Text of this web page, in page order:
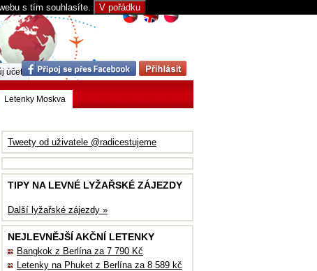
s tím souhlasíte. V pořádku
Tweety od uživatele @radicestujeme
TIPY NA LEVNÉ LYŽAŘSKÉ ZÁJEZDY
Další lyžařské zájezdy »
NEJLEVNĚJŠÍ AKČNÍ LETENKY
Bangkok z Berlína za 7 790 Kč
Letenky na Phuket z Berlína za 8 589 kč
Letenky Moskva
účet